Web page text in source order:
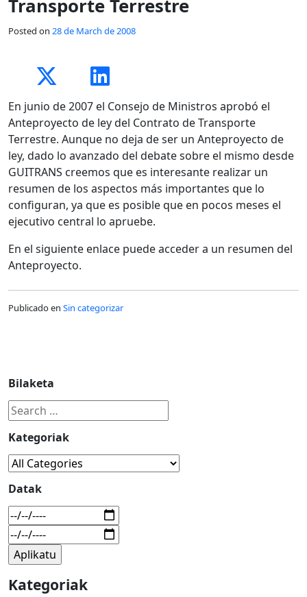
Transporte Terrestre
Posted on 28 de March de 2008
En junio de 2007 el Consejo de Ministros aprobó el
Anteproyecto de ley del Contrato de Transporte
Terrestre. Aunque no deja de ser un Anteproyecto de
ley, dado lo avanzado del debate sobre el mismo desde
GUITRANS creemos que es interesante realizar un
resumen de los aspectos más importantes que lo
configuran, ya que es posible que en pocos meses el
ejecutivo central lo apruebe.
En el siguiente enlace puede acceder a un resumen del
Anteproyecto.
Publicado en Sin categorizar
Bilaketa
Kategoriak
Datak
Kategoriak